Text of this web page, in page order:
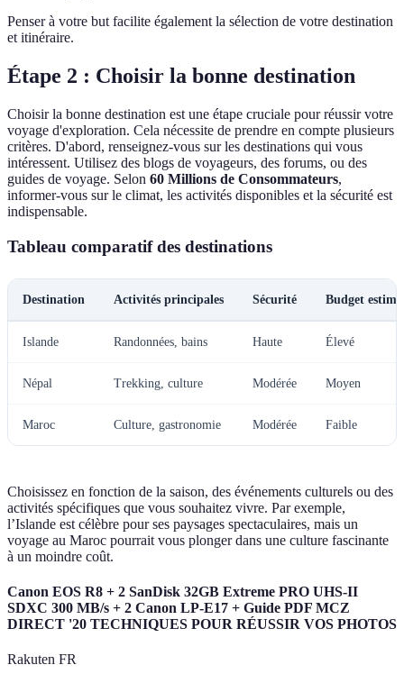
Penser à votre but facilite également la sélection de votre destination
et itinéraire.
Étape 2 : Choisir la bonne destination
Choisir la bonne destination est une étape cruciale pour réussir votre
voyage d'exploration. Cela nécessite de prendre en compte plusieurs
critères. D'abord, renseignez-vous sur les destinations qui vous
intéressent. Utilisez des blogs de voyageurs, des forums, ou des
guides de voyage. Selon 60 Millions de Consommateurs,
informer-vous sur le climat, les activités disponibles et la sécurité est
indispensable.
Tableau comparatif des destinations
Destination Activités principales Sécurité Budget estimé
Islande Randonnées, bains Haute Élevé
Népal Trekking, culture Modérée Moyen
Maroc Culture, gastronomie Modérée Faible
Choisissez en fonction de la saison, des événements culturels ou des
activités spécifiques que vous souhaitez vivre. Par exemple,
l’Islande est célèbre pour ses paysages spectaculaires, mais un
voyage au Maroc pourrait vous plonger dans une culture fascinante
à un moindre coût.
Canon EOS R8 + 2 SanDisk 32GB Extreme PRO UHS-II
SDXC 300 MB/s + 2 Canon LP-E17 + Guide PDF MCZ
DIRECT '20 TECHNIQUES POUR RÉUSSIR VOS PHOTOS
Rakuten FR